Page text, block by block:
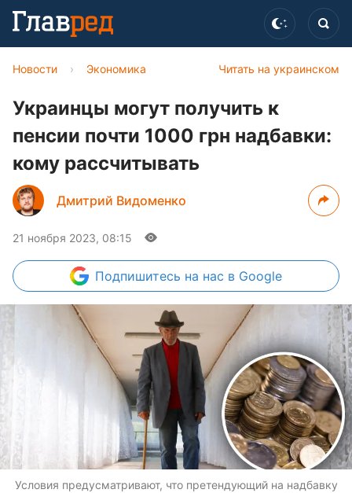
Читать на украинском
Новости › Экономика
Украинцы могут получить к
пенсии почти 1000 грн надбавки:
кому рассчитывать
Дмитрий Видоменко
21 ноября 2023, 08:15
Подпишитесь на нас в Google
Условия предусматривают, что претендующий на надбавку